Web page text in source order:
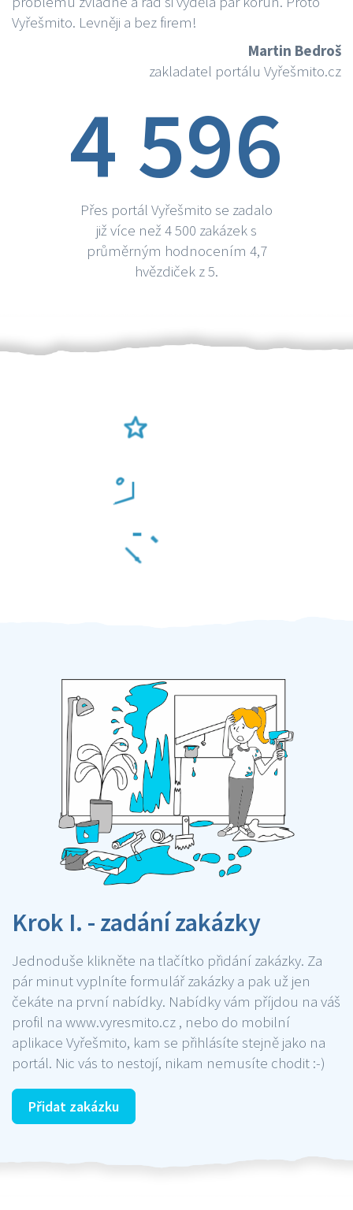
Vyřešmito. Levněji a bez firem!
Martin Bedroš
zakladatel portálu Vyřešmito.cz
4 596
Přes portál Vyřešmito se zadalo
již více než 4 500 zakázek s
průměrným hodnocením 4,7
hvězdiček z 5.
Krok I. - zadání zakázky
Jednoduše klikněte na tlačítko přidání zakázky. Za
pár minut vyplníte formulář zakázky a pak už jen
čekáte na první nabídky. Nabídky vám příjdou na váš
profil na www.vyresmito.cz , nebo do mobilní
aplikace Vyřešmito, kam se přihlásíte stejně jako na
portál. Nic vás to nestojí, nikam nemusíte chodit :-)
Přidat zakázku